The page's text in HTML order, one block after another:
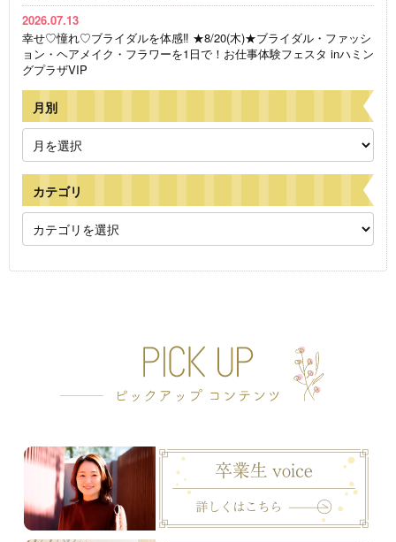
2026.07.13
幸せ♡憧れ♡ブライダルを体感‼ ★8/20(木)★ブライダル・ファッシ
ョン・ヘアメイク・フラワーを1日で！お仕事体験フェスタ inハミン
グプラザVIP
月別
カテゴリ